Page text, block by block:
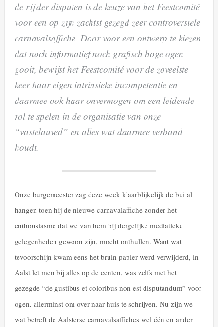
de rij der disputen is de keuze van het Feestcomité
voor een op zijn zachtst gezegd zeer controversiële
carnavalsaffiche. Door voor een ontwerp te kiezen
dat noch informatief noch grafisch hoge ogen
gooit, bewijst het Feestcomité voor de zoveelste
keer haar eigen intrinsieke incompetentie en
daarmee ook haar onvermogen om een leidende
rol te spelen in de organisatie van onze
“vastelauved” en alles wat daarmee verband
houdt.
Onze burgemeester zag deze week klaarblijkelijk de bui al
hangen toen hij de nieuwe carnavalaffiche zonder het
enthousiasme dat we van hem bij dergelijke mediatieke
gelegenheden gewoon zijn, mocht onthullen. Want wat
tevoorschijn kwam eens het bruin papier werd verwijderd, in
Aalst let men bij alles op de centen, was zelfs met het
gezegde “de gustibus et coloribus non est disputandum” voor
ogen, allerminst om over naar huis te schrijven. Nu zijn we
wat betreft de Aalsterse carnavalsaffiches wel één en ander